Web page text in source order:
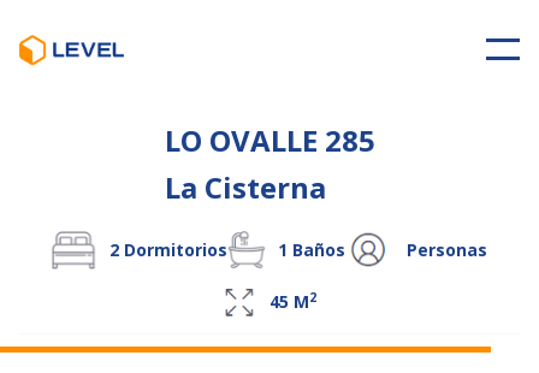
LO OVALLE 285
La Cisterna
2 Dormitorios 1 Baños Personas
45 M2